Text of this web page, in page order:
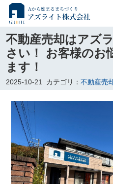
不動産売却はアズ
さい！ お客様のお
ます！
2025-10-21 カテゴリ： 不動産売